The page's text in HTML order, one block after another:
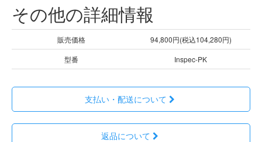
その他の詳細情報
販売価格
94,800円(税込104,280円)
型番
Inspec-PK
支払い・配送について
返品について